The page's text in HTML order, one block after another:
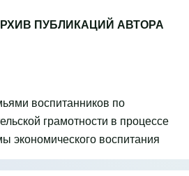
ПУБЛИКАЦИЙ АВТОРА
воспитанников по
грамотности в процессе
экономического воспитания